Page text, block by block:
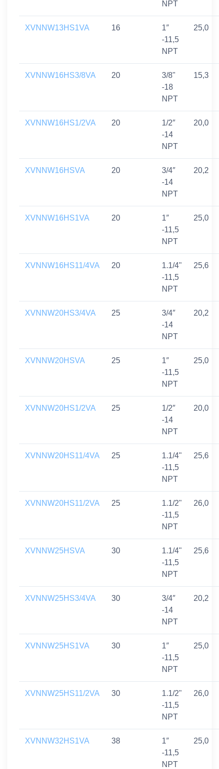
NPT
XVNNW13HS1VA 16
1″
-11,5
NPT
25,0
XVNNW16HS3/8VA 20
3/8"
-18
NPT
15,3
XVNNW16HS1/2VA 20
1/2″
-14
NPT
20,0
XVNNW16HSVA 20
3/4″
-14
NPT
20,2
XVNNW16HS1VA 20
1″
-11,5
NPT
25,0
XVNNW16HS11/4VA 20
1.1/4"
-11,5
NPT
25,6
XVNNW20HS3/4VA 25
3/4″
-14
NPT
20,2
XVNNW20HSVA 25
1″
-11,5
NPT
25,0
XVNNW20HS1/2VA 25
1/2″
-14
NPT
20,0
XVNNW20HS11/4VA 25
1.1/4"
-11,5
NPT
25,6
XVNNW20HS11/2VA 25
1.1/2"
-11,5
NPT
26,0
XVNNW25HSVA 30
1.1/4"
-11,5
NPT
25,6
XVNNW25HS3/4VA 30
3/4″
-14
NPT
20,2
XVNNW25HS1VA 30
1″
-11,5
NPT
25,0
XVNNW25HS11/2VA 30
1.1/2"
-11,5
NPT
26,0
XVNNW32HS1VA 38
1″
-11,5
NPT
25,0